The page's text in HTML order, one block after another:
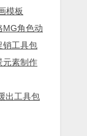
模板
MG角色动
销工具包
元素制作
出工具包